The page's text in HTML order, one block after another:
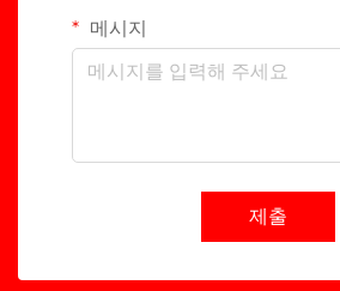
메시지
제출